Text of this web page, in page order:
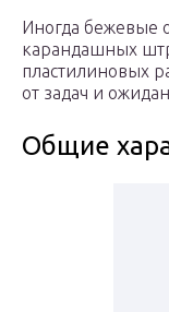
Иногда бежевые
карандашных
пластилиновых
от задач и
Общие